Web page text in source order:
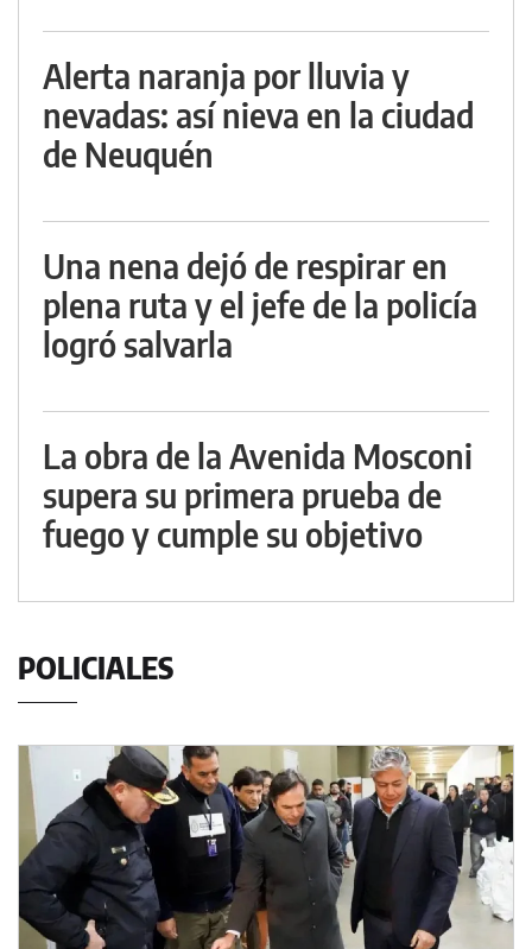
Alerta naranja por lluvia y
nevadas: así nieva en la ciudad
de Neuquén
Una nena dejó de respirar en
plena ruta y el jefe de la policía
logró salvarla
La obra de la Avenida Mosconi
supera su primera prueba de
fuego y cumple su objetivo
POLICIALES